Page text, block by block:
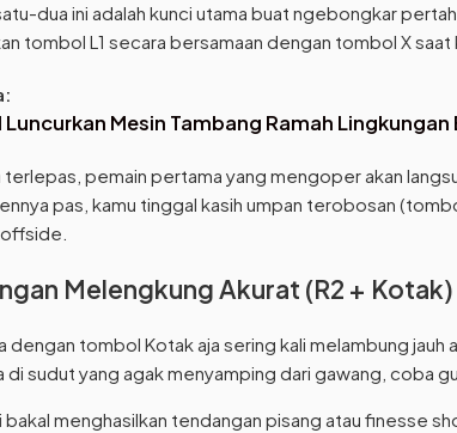
dua ini adalah kunci utama buat ngebongkar
tombol L1 secara bersamaan dengan tombol X saat
Mesin Tambang Ramah
pemain pertama yang mengoper akan
pas, kamu tinggal kasih umpan terobosan
Melengkung Akurat (R2 + Kotak)
dengan tombol Kotak aja sering kali melambung jauh
di sudut yang agak menyamping dari gawang, coba
bakal menghasilkan tendangan pisang atau finesse